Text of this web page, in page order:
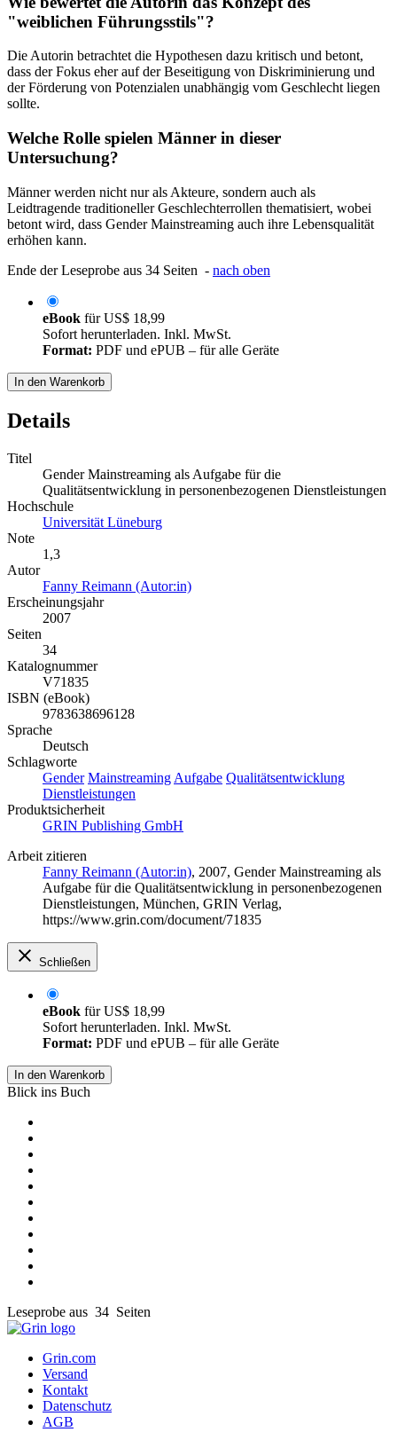
"weiblichen Führungsstils"?
Die Autorin betrachtet die Hypothesen dazu kritisch und betont,
dass der Fokus eher auf der Beseitigung von Diskriminierung und
der Förderung von Potenzialen unabhängig vom Geschlecht liegen
sollte.
Welche Rolle spielen Männer in dieser
Untersuchung?
Männer werden nicht nur als Akteure, sondern auch als
Leidtragende traditioneller Geschlechterrollen thematisiert, wobei
betont wird, dass Gender Mainstreaming auch ihre Lebensqualität
erhöhen kann.
Ende der Leseprobe aus 34 Seiten - nach oben
eBook fürUS$ 18,99
Sofort herunterladen. Inkl. MwSt.
Format: PDF und ePUB – für alle Geräte
In den Warenkorb
Details
Titel
Gender Mainstreaming als Aufgabe für die
Qualitätsentwicklung in personenbezogenen Dienstleistungen
Hochschule
Universität Lüneburg
Note
1,3
Autor
Fanny Reimann (Autor:in)
Erscheinungsjahr
2007
Seiten
34
Katalognummer
V71835
ISBN (eBook)
9783638696128
Sprache
Deutsch
Schlagworte
Gender Mainstreaming Aufgabe Qualitätsentwicklung
Dienstleistungen
Produktsicherheit
GRIN Publishing GmbH
Arbeit zitieren
Fanny Reimann (Autor:in), 2007, Gender Mainstreaming als
Aufgabe für die Qualitätsentwicklung in personenbezogenen
Dienstleistungen, München, GRIN Verlag,
https://www.grin.com/document/71835
Schließen
eBook fürUS$ 18,99
Sofort herunterladen. Inkl. MwSt.
Format: PDF und ePUB – für alle Geräte
In den Warenkorb
Blick ins Buch
Leseprobe aus 34 Seiten
Grin.com
Versand
Kontakt
Datenschutz
AGB